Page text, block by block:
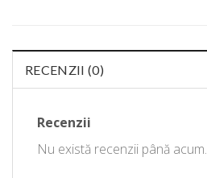
RECENZII (0)
Recenzii
Nu există recenzii până acum.